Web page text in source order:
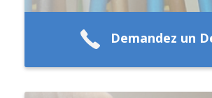
Demandez un